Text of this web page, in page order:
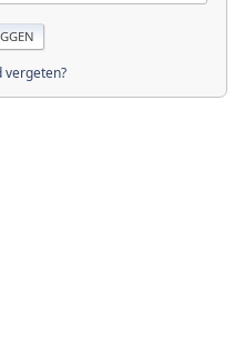
vergeten?